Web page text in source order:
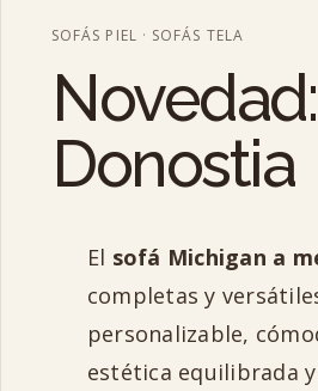
SOFÁS PIEL · SOFÁS TELA
Donostia
El sofá Michigan a
completas y
personalizable,
estética equilibrada